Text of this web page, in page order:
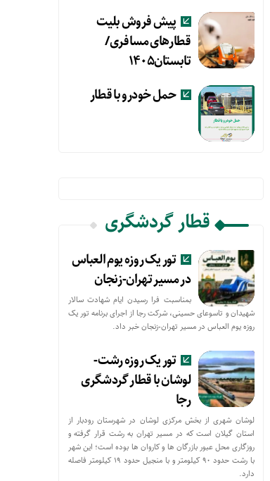
پیش فروش بلیت
قطارهای مسافری/
تابستان۱۴۰۵
حمل خودرو با قطار
قطار گردشگری
تور یک روزه یوم العباس
در مسیر تهران-زنجان
بمناسبت فرا رسیدن ایام شهادت سالار
شهیدان و تاسوعای حسینی، شرکت رجا از اجرای برنامه تور یک
روزه یوم العباس در مسیر تهران-زنجان خبر داد.
تور یک روزه رشت-
لوشان با قطار گردشگری
رجا
لوشان شهری از بخش مرکزی لوشان در شهرستان رودبار از
استان گیلان است که در مسیر تهران به رشت قرار گرفته و
روزگاری محل عبور بازرگان ها و کاروان ها بوده است؛ این شهر
با رشت حدود ۹۰ کیلومتر و با منجیل حدود ۱۹ کیلومتر فاصله
دارد.